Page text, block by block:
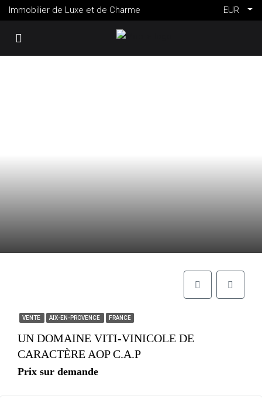
Immobilier de Luxe et de Charme EUR
VENTE AIX-EN-PROVENCE FRANCE
UN DOMAINE VITI-VINICOLE DE
CARACTÈRE AOP C.A.P
Prix sur demande